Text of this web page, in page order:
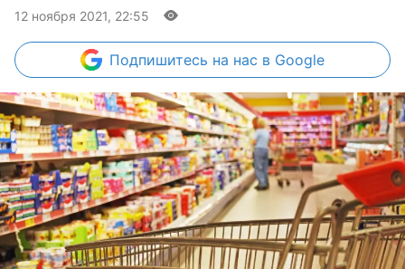
12 ноября 2021, 22:55
Подпишитесь на нас в Google